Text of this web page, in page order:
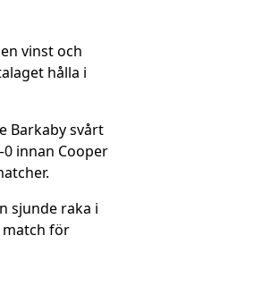
vinst och
hålla i
Barkaby svårt
innan Cooper
sjunde raka i
match för